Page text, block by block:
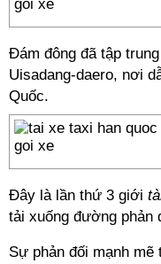
Đám đông đã tập
Uisadang-daero, nơi
Quốc.
Đây là lần thứ 3 giới
tải xuống đường phản
Sự phản đối mạnh